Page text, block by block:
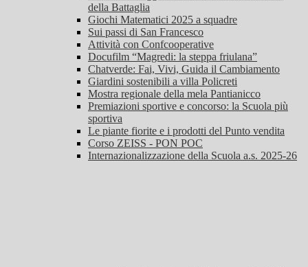
della Battaglia
Giochi Matematici 2025 a squadre
Sui passi di San Francesco
Attività con Confcooperative
Docufilm “Magredi: la steppa friulana”
Chatverde: Fai, Vivi, Guida il Cambiamento
Giardini sostenibili a villa Policreti
Mostra regionale della mela Pantianicco
Premiazioni sportive e concorso: la Scuola più
sportiva
Le piante fiorite e i prodotti del Punto vendita
Corso ZEISS - PON POC
Internazionalizzazione della Scuola a.s. 2025-26